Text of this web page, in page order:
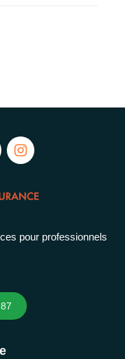
pour professionnels